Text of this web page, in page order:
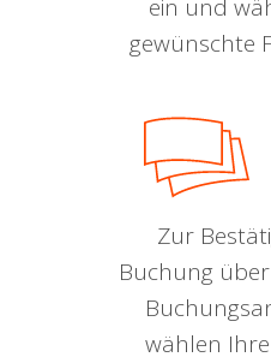
ein und
gewünschte
Zur
Buchung
wählen